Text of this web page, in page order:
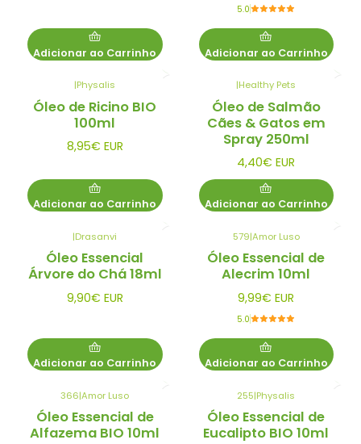
Adicionar ao Carrinho
5.0
Adicionar ao Carrinho
|Physalis
Óleo de Ricino BIO
100ml
8,95€ EUR
Adicionar ao Carrinho
|Healthy Pets
Óleo de Salmão
Cães & Gatos em
Spray 250ml
4,40€ EUR
Adicionar ao Carrinho
|Drasanvi
Óleo Essencial
Árvore do Chá 18ml
9,90€ EUR
Adicionar ao Carrinho
579|Amor Luso
Óleo Essencial de
Alecrim 10ml
9,99€ EUR
5.0
Adicionar ao Carrinho
366|Amor Luso
Óleo Essencial de
Alfazema BIO 10ml
255|Physalis
Óleo Essencial de
Eucalipto BIO 10ml